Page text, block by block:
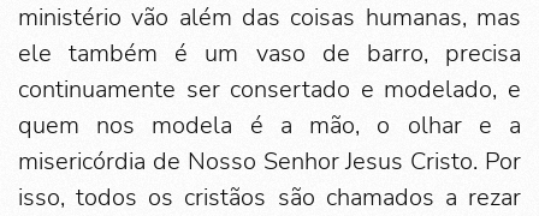
ministério vão além das coisas humanas, mas
ele também é um vaso de barro, precisa
continuamente ser consertado e modelado, e
quem nos modela é a mão, o olhar e a
misericórdia de Nosso Senhor Jesus Cristo. Por
isso, todos os cristãos são chamados a rezar